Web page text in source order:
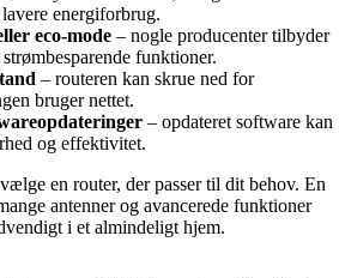
energiforbrug.
eco-mode – nogle producenter tilbyder
funktioner.
– routeren kan skrue ned for
bruger nettet.
– opdateret software kan
og effektivitet.
en router, der passer til dit behov. En
antenner og avancerede funktioner
i et almindeligt hjem.